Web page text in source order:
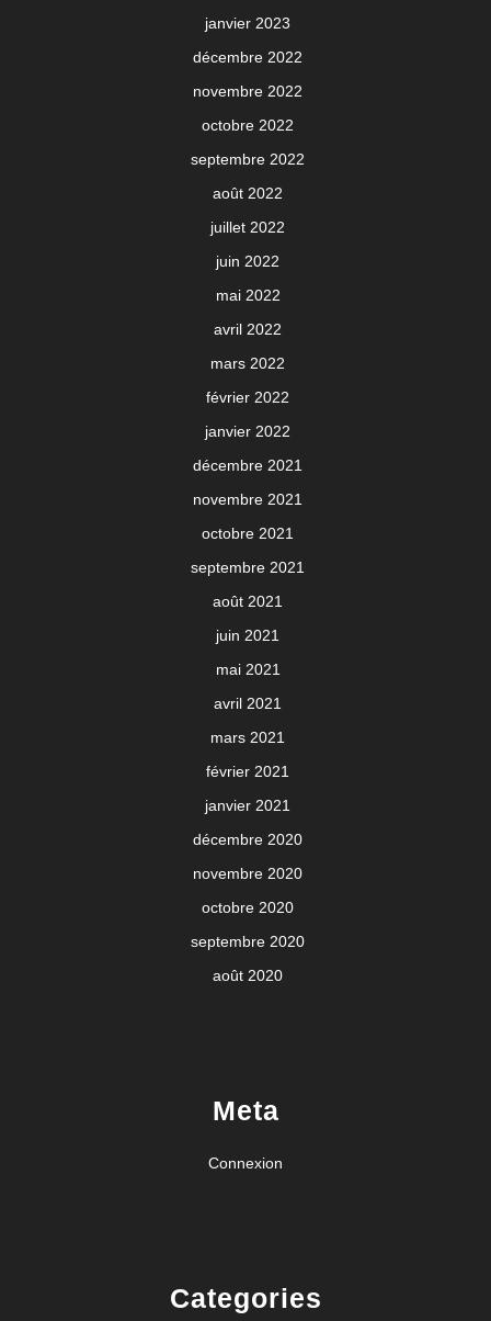
janvier 2023
décembre 2022
novembre 2022
octobre 2022
septembre 2022
août 2022
juillet 2022
juin 2022
mai 2022
avril 2022
mars 2022
février 2022
janvier 2022
décembre 2021
novembre 2021
octobre 2021
septembre 2021
août 2021
juin 2021
mai 2021
avril 2021
mars 2021
février 2021
janvier 2021
décembre 2020
novembre 2020
octobre 2020
septembre 2020
août 2020
Meta
Connexion
Categories